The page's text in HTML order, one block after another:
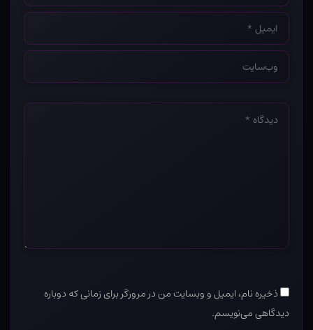
ایمیل
*
وب‌سایت
*
دیدگاه
ذخیره نام، ایمیل و وبسایت من در مرورگر برای زمانی که دوباره
دیدگاهی می‌نویسم.